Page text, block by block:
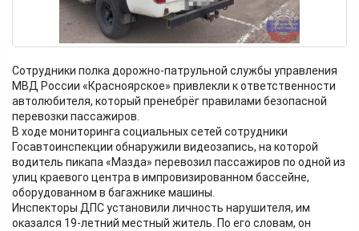
Сотрудники полка дорожно-патрульной службы управления
МВД России «Красноярское» привлекли к ответственности
автолюбителя, который пренебрёг правилами безопасной
перевозки пассажиров.
В ходе мониторинга социальных сетей сотрудники
Госавтоинспекции обнаружили видеозапись, на которой
водитель пикапа «Мазда» перевозил пассажиров по одной из
улиц краевого центра в импровизированном бассейне,
оборудованном в багажнике машины.
Инспекторы ДПС установили личность нарушителя, им
оказался 19-летний местный житель. По его словам, он